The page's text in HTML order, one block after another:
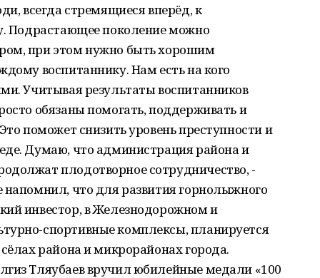
всегда стремящиеся вперёд, к
Подрастающее поколение можно
при этом нужно быть хорошим
воспитаннику. Нам есть на кого
Учитывая результаты воспитанников
обязаны помогать, поддерживать и
поможет снизить уровень преступности и
Думаю, что администрация района и
плодотворное сотрудничество, -
что для развития горнолыжного
инвестор, в Железнодорожном и
спортивные комплексы, планируется
района и микрорайонах города.
Тляубаев вручил юбилейные медали «100